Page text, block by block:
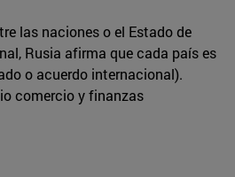
las naciones o el Estado de
Rusia afirma que cada país es
o acuerdo internacional).
comercio y finanzas